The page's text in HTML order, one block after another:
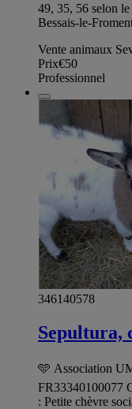
49, 35, 56 selon
Bessais-le-
Vente animaux
Prix€50
Professionnel
346140578
Sepultura,
🩵 Association
FR33340100077
: Petite chèvre